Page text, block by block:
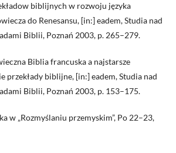
biblijnych w rozwoju języka
do Renesansu, [in:] eadem, Studia nad
Biblii, Poznań 2003, p. 265–279.
Biblia francuska a najstarsze
przekłady biblijne, [in:] eadem, Studia nad
Biblii, Poznań 2003, p. 153–175.
w „Rozmyślaniu przemyskim”, Po 22–23,